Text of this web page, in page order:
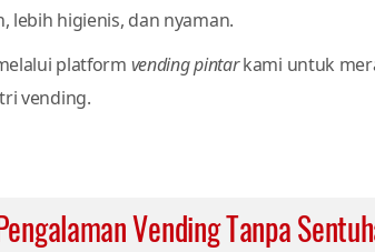
lebih higienis, dan nyaman.
platform vending pintarkami untuk
vending.
Vending Tanpa